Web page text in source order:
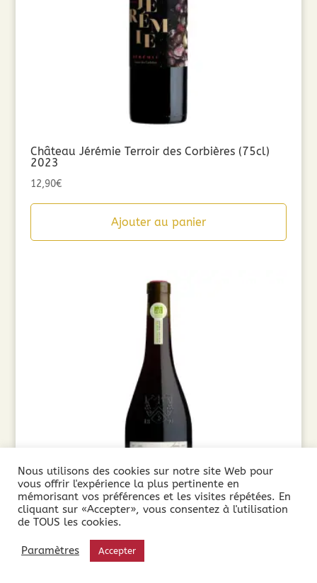
Château Jérémie Terroir des Corbières (75cl)
2023
12,90€
Ajouter au panier
Cuvée Secrète Cabernet-Merlot 2025 Sans
Sulfites (75cl)
Nous utilisons des cookies sur notre site Web pour
vous offrir l'expérience la plus pertinente en
mémorisant vos préférences et les visites répétées. En
cliquant sur «Accepter», vous consentez à l'utilisation
de TOUS les cookies.
Paramètres Accepter